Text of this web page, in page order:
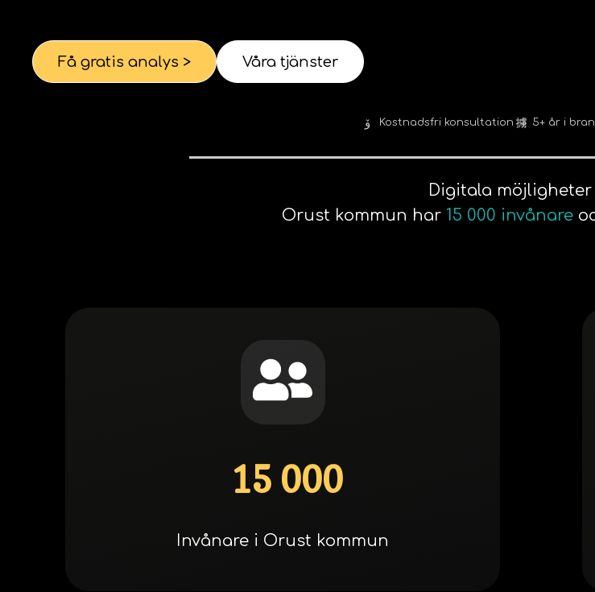
Få gratis analys > Våra tjänster
Kostnadsfri konsultation 5+ år i
Digitala
Orust kommun har 15 000 invånare
15 000
Invånare i Orust kommun